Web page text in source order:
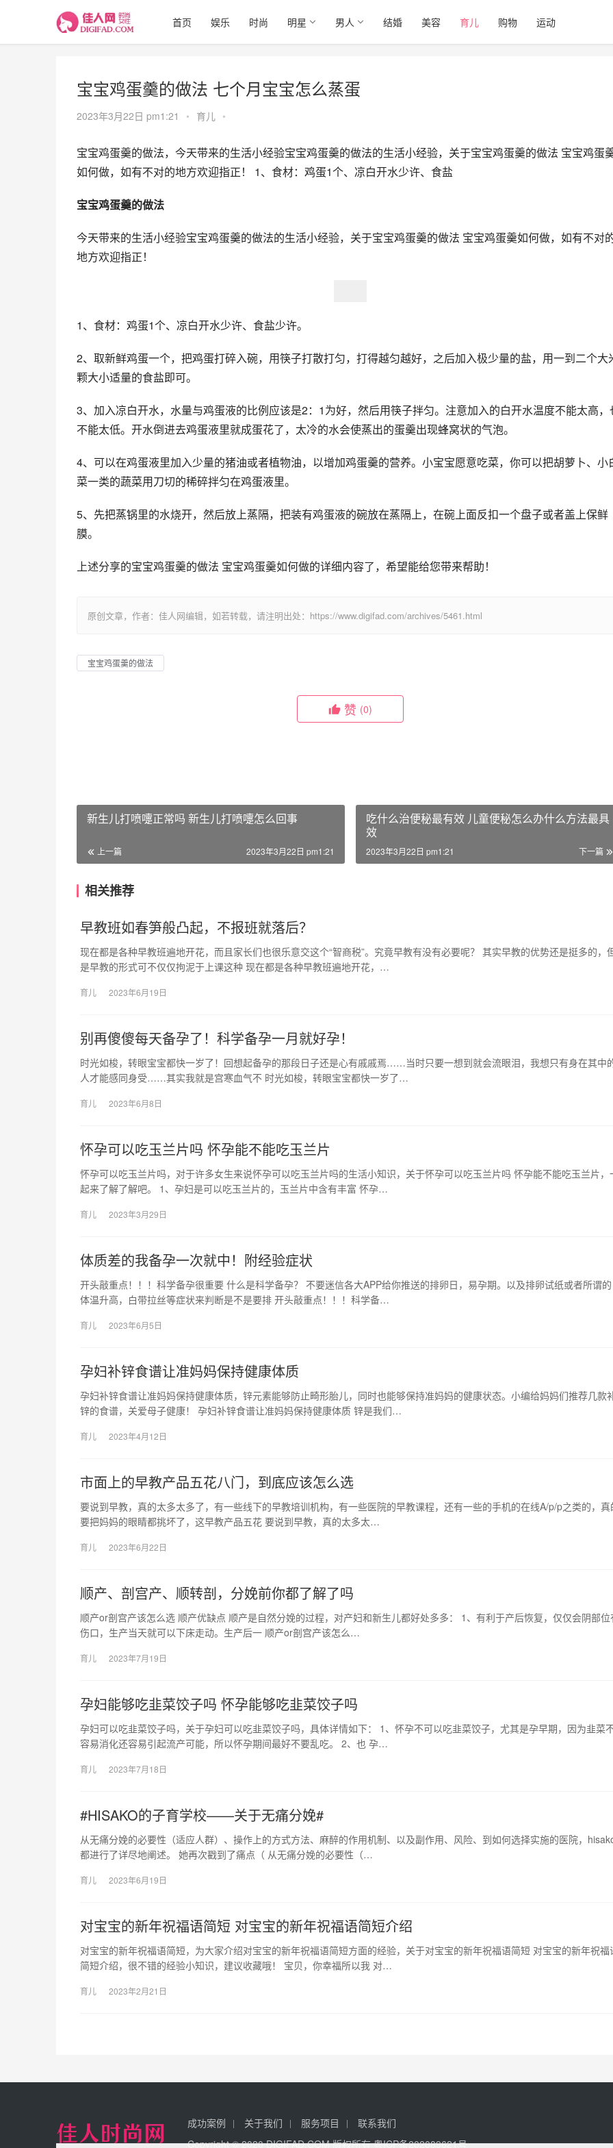
首页 娱乐 时尚 明星 男人 结婚 美容 育儿 购物 运动
宝宝鸡蛋羹的做法 七个月宝宝怎么蒸蛋
2023年3月22日 pm1:21 • 育儿 •
宝宝鸡蛋羹的做法，今天带来的生活小经验宝宝鸡蛋羹的做法的生活小经验，关于宝宝鸡蛋羹的做法 宝宝鸡蛋
如何做，如有不对的地方欢迎指正！ 1、食材：鸡蛋1个、凉白开水少许、食盐
宝宝鸡蛋羹的做法
今天带来的生活小经验宝宝鸡蛋羹的做法的生活小经验，关于宝宝鸡蛋羹的做法 宝宝鸡蛋羹如何做，如有不对
地方欢迎指正！
1、食材：鸡蛋1个、凉白开水少许、食盐少许。
2、取新鲜鸡蛋一个，把鸡蛋打碎入碗，用筷子打散打匀，打得越匀越好，之后加入极少量的盐，用一到二个大
颗大小适量的食盐即可。
3、加入凉白开水，水量与鸡蛋液的比例应该是2：1为好，然后用筷子拌匀。注意加入的白开水温度不能太高，
不能太低。开水倒进去鸡蛋液里就成蛋花了，太冷的水会使蒸出的蛋羹出现蜂窝状的气泡。
4、可以在鸡蛋液里加入少量的猪油或者植物油，以增加鸡蛋羹的营养。小宝宝愿意吃菜，你可以把胡萝卜、小
菜一类的蔬菜用刀切的稀碎拌匀在鸡蛋液里。
5、先把蒸锅里的水烧开，然后放上蒸隔，把装有鸡蛋液的碗放在蒸隔上，在碗上面反扣一个盘子或者盖上保鲜
膜。
上述分享的宝宝鸡蛋羹的做法 宝宝鸡蛋羹如何做的详细内容了，希望能给您带来帮助！
原创文章，作者：佳人网编辑，如若转载，请注明出处：https://www.digifad.com/archives/5461.html
宝宝鸡蛋羹的做法
赞 (0)
新生儿打喷嚏正常吗 新生儿打喷嚏怎么回事
上一篇 2023年3月22日 pm1:21
吃什么治便秘最有效 儿童便秘怎么办什么方法最具
效
下一篇
2023年3月22日 pm1:21
相关推荐
早教班如春笋般凸起，不报班就落后？
现在都是各种早教班遍地开花，而且家长们也很乐意交这个“智商税”。究竟早教有没有必要呢？ 其实早教的优势还是挺多的，
是早教的形式可不仅仅拘泥于上课这种 现在都是各种早教班遍地开花，…
育儿 2023年6月19日
别再傻傻每天备孕了！科学备孕一月就好孕！
时光如梭，转眼宝宝都快一岁了！回想起备孕的那段日子还是心有戚戚焉……当时只要一想到就会流眼泪，我想只有身在其中
人才能感同身受……其实我就是宫寒血气不 时光如梭，转眼宝宝都快一岁了…
育儿 2023年6月8日
怀孕可以吃玉兰片吗 怀孕能不能吃玉兰片
怀孕可以吃玉兰片吗，对于许多女生来说怀孕可以吃玉兰片吗的生活小知识，关于怀孕可以吃玉兰片吗 怀孕能不能吃玉兰片，
起来了解了解吧。 1、孕妇是可以吃玉兰片的，玉兰片中含有丰富 怀孕…
育儿 2023年3月29日
体质差的我备孕一次就中！附经验症状
开头敲重点！！！科学备孕很重要 什么是科学备孕？ 不要迷信各大APP给你推送的排卵日，易孕期。以及排卵试纸或者所谓的
体温升高，白带拉丝等症状来判断是不是要排 开头敲重点！！！科学备…
育儿 2023年6月5日
孕妇补锌食谱让准妈妈保持健康体质
孕妇补锌食谱让准妈妈保持健康体质，锌元素能够防止畸形胎儿，同时也能够保持准妈妈的健康状态。小编给妈妈们推荐几款
锌的食谱，关爱母子健康！ 孕妇补锌食谱让准妈妈保持健康体质 锌是我们…
育儿 2023年4月12日
市面上的早教产品五花八门，到底应该怎么选
要说到早教，真的太多太多了，有一些线下的早教培训机构，有一些医院的早教课程，还有一些的手机的在线A/p/p之类的，真
要把妈妈的眼睛都挑坏了，这早教产品五花 要说到早教，真的太多太…
育儿 2023年6月22日
顺产、剖宫产、顺转剖，分娩前你都了解了吗
顺产or剖宫产该怎么选 顺产优缺点 顺产是自然分娩的过程，对产妇和新生儿都好处多多： 1、有利于产后恢复，仅仅会阴部位
伤口，生产当天就可以下床走动。生产后一 顺产or剖宫产该怎么…
育儿 2023年7月19日
孕妇能够吃韭菜饺子吗 怀孕能够吃韭菜饺子吗
孕妇可以吃韭菜饺子吗，关于孕妇可以吃韭菜饺子吗，具体详情如下： 1、怀孕不可以吃韭菜饺子，尤其是孕早期，因为韭菜
容易消化还容易引起流产可能，所以怀孕期间最好不要乱吃。 2、也 孕…
育儿 2023年7月18日
#HISAKO的子育学校——关于无痛分娩#
从无痛分娩的必要性（适应人群）、操作上的方式方法、麻醉的作用机制、以及副作用、风险、到如何选择实施的医院，
都进行了详尽地阐述。 她再次戳到了痛点（ 从无痛分娩的必要性（…
育儿 2023年6月19日
对宝宝的新年祝福语简短 对宝宝的新年祝福语简短介绍
对宝宝的新年祝福语简短，为大家介绍对宝宝的新年祝福语简短方面的经验，关于对宝宝的新年祝福语简短 对宝宝的新年祝福
简短介绍，很不错的经验小知识，建议收藏哦！ 宝贝，你幸福所以我 对…
育儿 2023年2月21日
成功案例 关于我们 服务项目
联系我们
Copyright © 2020 DIGIFAD.COM 版权所有粤ICP备202089621号